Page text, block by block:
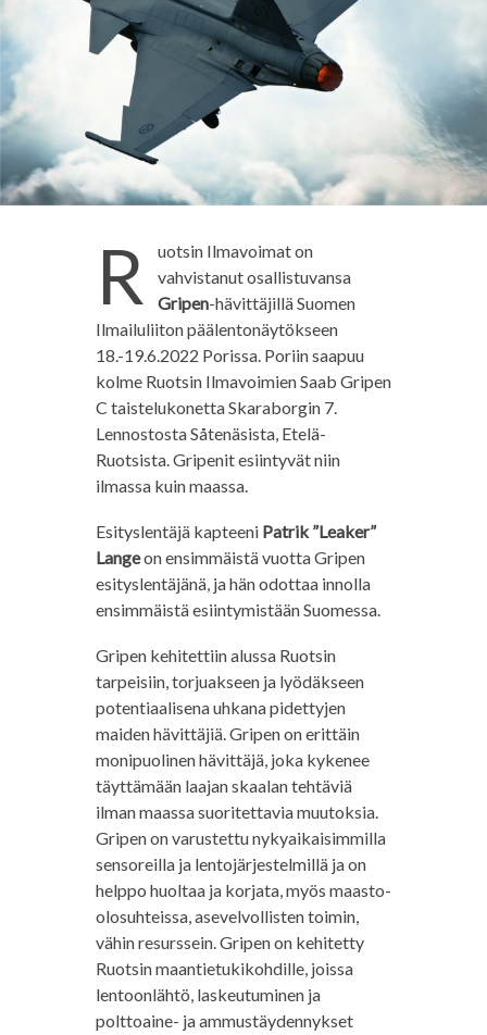
R
uotsin Ilmavoimat on
vahvistanut osallistuvansa
Gripen-hävittäjillä Suomen
Ilmailuliiton päälentonäytökseen
18.-19.6.2022 Porissa. Poriin saapuu
kolme Ruotsin Ilmavoimien Saab Gripen
C taistelukonetta Skaraborgin 7.
Lennostosta Såtenäsista, Etelä-
Ruotsista. Gripenit esiintyvät niin
ilmassa kuin maassa.
Esityslentäjä kapteeni Patrik ”Leaker”
Langeon ensimmäistä vuotta Gripen
esityslentäjänä, ja hän odottaa innolla
ensimmäistä esiintymistään Suomessa.
Gripen kehitettiin alussa Ruotsin
tarpeisiin, torjuakseen ja lyödäkseen
potentiaalisena uhkana pidettyjen
maiden hävittäjiä. Gripen on erittäin
monipuolinen hävittäjä, joka kykenee
täyttämään laajan skaalan tehtäviä
ilman maassa suoritettavia muutoksia.
Gripen on varustettu nykyaikaisimmilla
sensoreilla ja lentojärjestelmillä ja on
helppo huoltaa ja korjata, myös maasto-
olosuhteissa, asevelvollisten toimin,
vähin resurssein. Gripen on kehitetty
Ruotsin maantietukikohdille, joissa
lentoonlähtö, laskeutuminen ja
polttoaine- ja ammustäydennykset